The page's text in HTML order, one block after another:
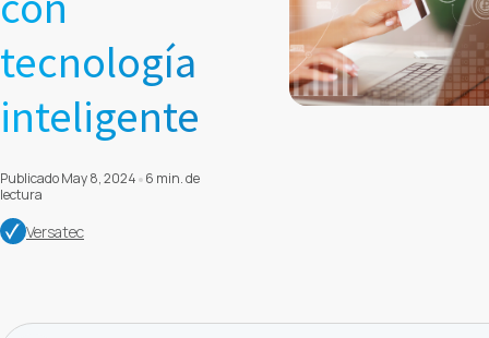
tecnología
inteligente
Publicado May 8, 2024 6 min. de
lectura
Versatec